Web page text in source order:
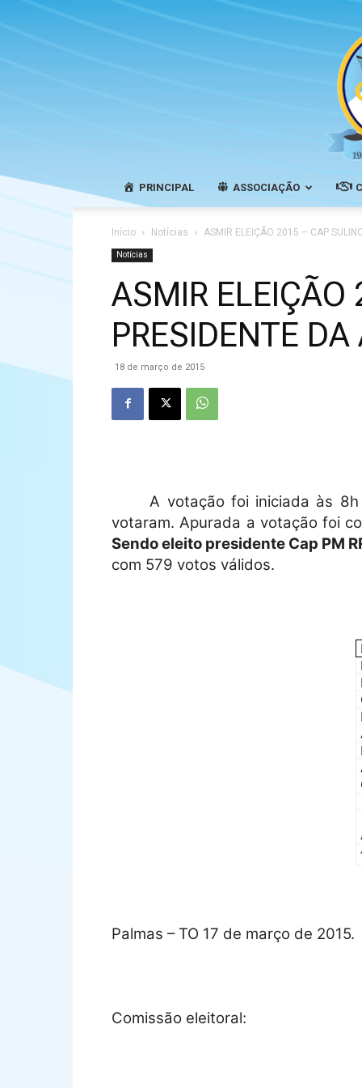
PRINCIPAL ASSOCIAÇÃO
Início Notícias ASMIR ELEIÇÃO 2015 – CAP
Notícias
ASMIR ELEIÇÃO
PRESIDENTE
18 de março de 2015
A votação foi iniciada às
votaram. Apurada a votação foi
Sendo eleito presidente Cap PM
com 579 votos válidos.
Palmas – TO 17 de março de 2015.
Comissão eleitoral: